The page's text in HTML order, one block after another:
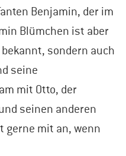
Benjamin, der im
Blümchen ist aber
sondern auch
seine
mit Otto, der
seinen anderen
gerne mit an, wenn